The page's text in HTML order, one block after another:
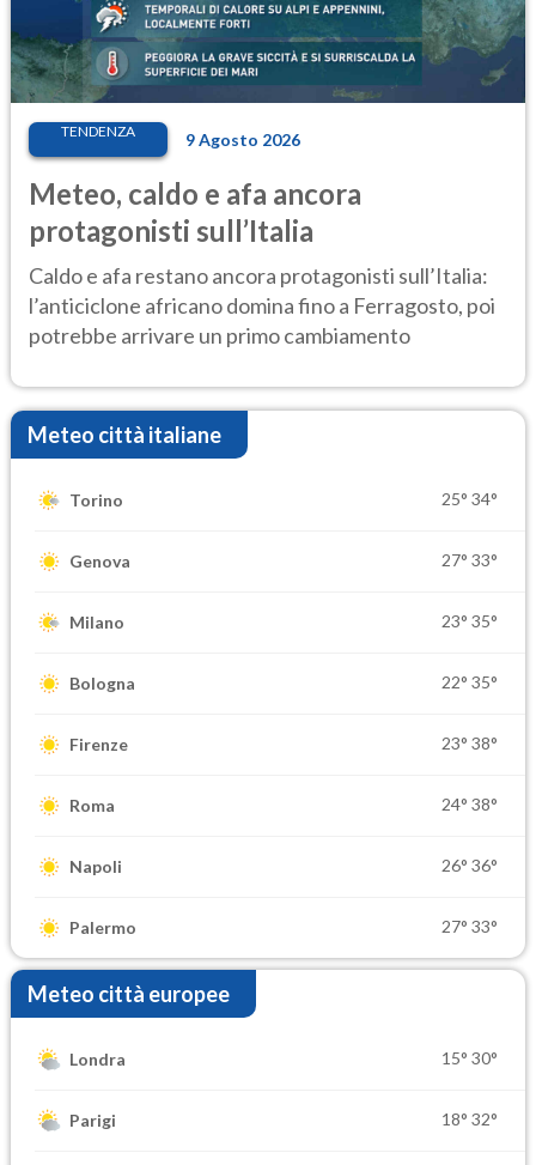
TENDENZA 9 Agosto 2026
Meteo, caldo e afa ancora
protagonisti sull’Italia
Caldo e afa restano ancora protagonisti sull’Italia:
l’anticiclone africano domina fino a Ferragosto, poi
potrebbe arrivare un primo cambiamento
Meteo città italiane
Torino 25° 34°
Genova 27° 33°
Milano 23° 35°
Bologna 22° 35°
Firenze 23° 38°
Roma 24° 38°
Napoli 26° 36°
Palermo 27° 33°
Meteo città europee
Londra 15° 30°
Parigi 18° 32°